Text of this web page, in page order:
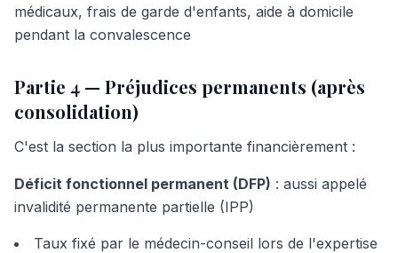
médicaux, frais de garde d'enfants, aide à domicile
pendant la convalescence
Partie 4 — Préjudices permanents (après
consolidation)
C'est la section la plus importante financièrement :
Déficit fonctionnel permanent (DFP) : aussi appelé
invalidité permanente partielle (IPP)
Taux fixé par le médecin-conseil lors de l'expertise